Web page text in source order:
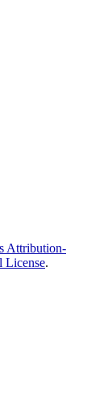
Attribution-
License.